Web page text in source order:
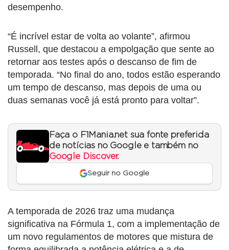
desempenho.
“É incrível estar de volta ao volante”, afirmou
Russell, que destacou a empolgação que sente ao
retornar aos testes após o descanso de fim de
temporada. “No final do ano, todos estão esperando
um tempo de descanso, mas depois de uma ou
duas semanas você já está pronto para voltar”.
Faça o F1Mania.net sua fonte preferida
de notícias no Google e também no
Google Discover.
Seguir no Google
A temporada de 2026 traz uma mudança
significativa na Fórmula 1, com a implementação de
um novo regulamentos de motores que mistura de